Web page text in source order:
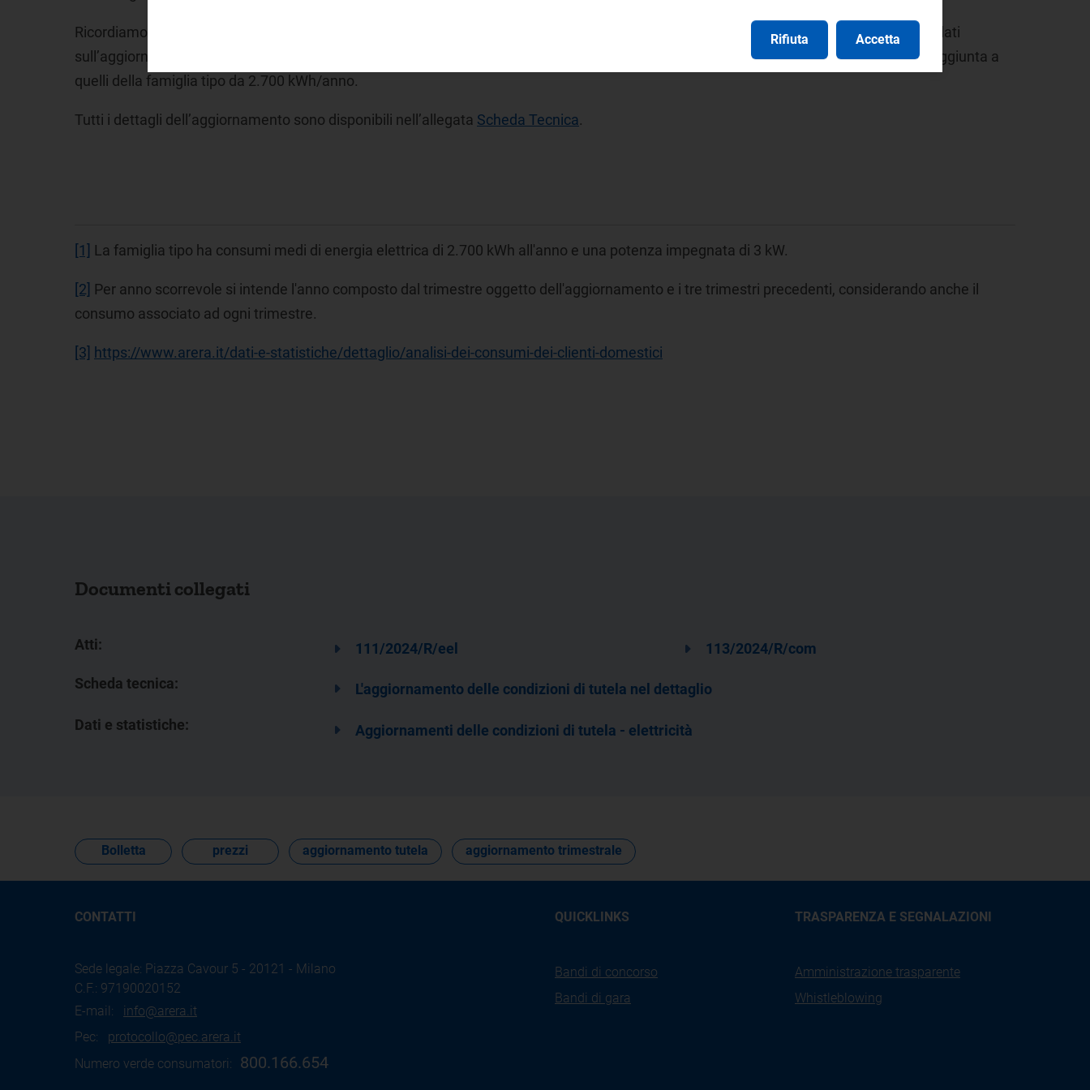
Ricordiamo che, in seguito alle analisi effettuate nel corso dell’anno sui consumi elettricità
, sul sito di ARERA sono disponibili anche i dati
sull’aggiornamento delle bollette elettriche per il cliente domestico in tutela calcolati sui consumi di 2.000 kWh/anno 'cliente medio', in aggiunta a
quelli della famiglia tipo da 2.700 kWh/anno.
Tutti i dettagli dell’aggiornamento sono disponibili nell’allegata Scheda Tecnica.
[1] La famiglia tipo ha consumi medi di energia elettrica di 2.700 kWh all'anno e una potenza impegnata di 3 kW.
[2] Per anno scorrevole si intende l'anno composto dal trimestre oggetto dell'aggiornamento e i tre trimestri precedenti, considerando anche il
consumo associato ad ogni trimestre.
[3] https://www.arera.it/dati-e-statistiche/dettaglio/analisi-dei-consumi-dei-clienti-domestici
Documenti collegati
Atti: 111/2024/R/eel 113/2024/R/com
Scheda tecnica: L'aggiornamento delle condizioni di tutela nel dettaglio
Dati e statistiche: Aggiornamenti delle condizioni di tutela - elettricità
Bolletta prezzi aggiornamento tutela aggiornamento trimestrale
CONTATTI
Sede legale: Piazza Cavour 5 - 20121 - Milano
C.F.: 97190020152
E-mail: info@arera.it
Pec: protocollo@pec.arera.it
Numero verde consumatori:
800.166.654
QUICKLINKS
Bandi di concorso
Bandi di gara
TRASPARENZA E SEGNALAZIONI
Amministrazione trasparente
Whistleblowing
Rifiuta Accetta